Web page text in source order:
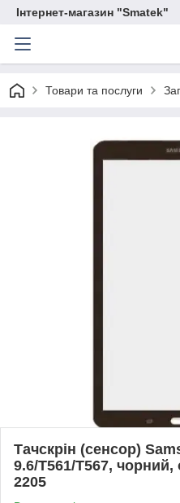
Інтернет-магазин "Smatek"
Товари та послуги
Тачскрін (сенсор)
9.6/T561/T567, чорний,
2205